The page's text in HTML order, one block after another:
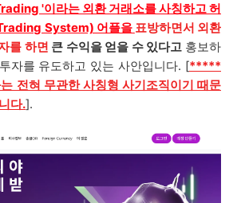
'이라는 외환 거래소를 사칭하고 허
System) 어플을 표방하면서 외환
를 하면 큰 수익을 얻을 수 있다고 홍보하
자를 유도하고 있는 사안입니다. [*****
전혀 무관한 사칭형 사기조직이기 때문
다.].